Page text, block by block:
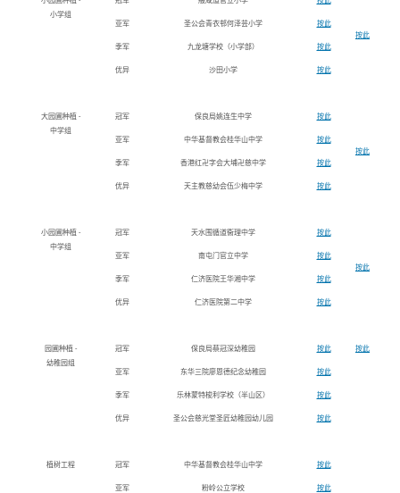
小学组
按此
亚军 圣公会青衣邨何泽芸小学 按此
季军 九龙塘学校（小学部） 按此
优异 沙田小学 按此
大园圃种植 -
中学组
冠军 保良局姚连生中学 按此
按此
亚军 中华基督教会桂华山中学 按此
季军 香港红卍字会大埔卍慈中学 按此
优异 天主教慈幼会伍少梅中学 按此
小园圃种植 -
中学组
冠军 天水围循道衞理中学 按此
按此
亚军 南屯门官立中学 按此
季军 仁济医院王华湘中学 按此
优异 仁济医院第二中学 按此
园圃种植 -
幼稚园组
冠军 保良局蔡冠深幼稚园 按此 按此
亚军 东华三院廖恩德纪念幼稚园 按此
季军 乐林蒙特梭利学校（半山区） 按此
优异 圣公会慈光堂圣匠幼稚园幼儿园 按此
植树工程 冠军 中华基督教会桂华山中学 按此
亚军 粉岭公立学校 按此